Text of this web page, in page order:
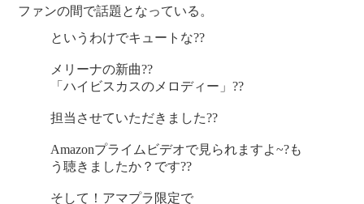
ファンの間で話題となっている。